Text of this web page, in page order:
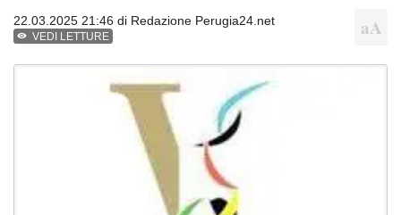
22.03.2025 21:46 di Redazione Perugia24.net
VEDI LETTURE